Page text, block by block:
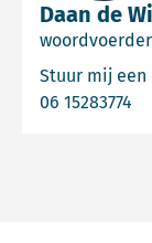
Daan de
woordvoerder
Stuur mij
06 15283774